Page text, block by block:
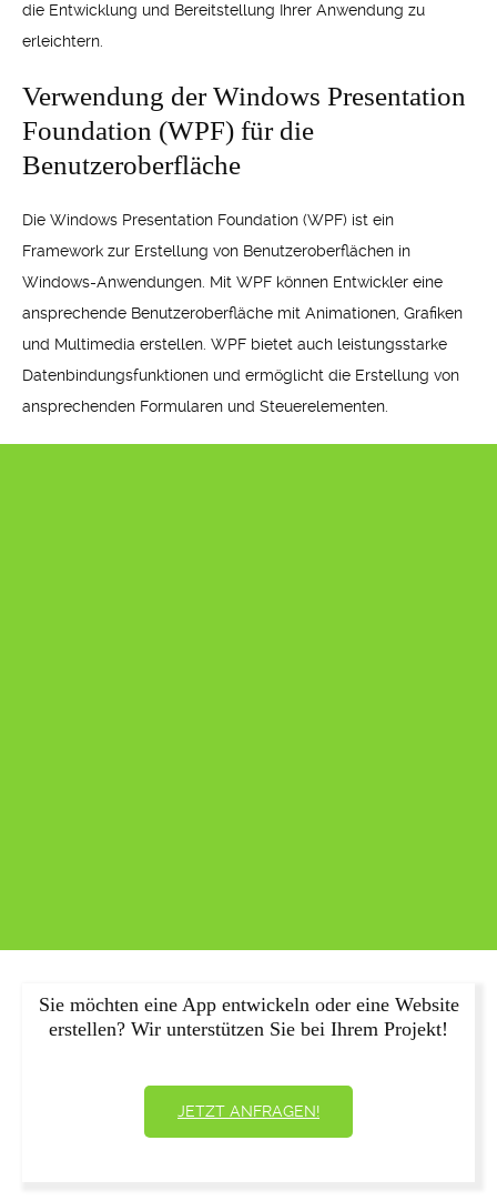
die Entwicklung und Bereitstellung Ihrer Anwendung zu
erleichtern.
Verwendung der Windows Presentation
Foundation (WPF) für die
Benutzeroberfläche
Die Windows Presentation Foundation (WPF) ist ein
Framework zur Erstellung von Benutzeroberflächen in
Windows-Anwendungen. Mit WPF können Entwickler eine
ansprechende Benutzeroberfläche mit Animationen, Grafiken
und Multimedia erstellen. WPF bietet auch leistungsstarke
Datenbindungsfunktionen und ermöglicht die Erstellung von
ansprechenden Formularen und Steuerelementen.
Sie möchten eine App entwickeln oder eine Website
erstellen? Wir unterstützen Sie bei Ihrem Projekt!
JETZT ANFRAGEN!